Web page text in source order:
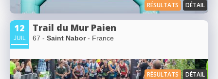
RÉSULTATS DÉTAIL
12
JUIL
Trail du Mur Paien
67 - Saint Nabor- France
RÉSULTATS DÉTAIL